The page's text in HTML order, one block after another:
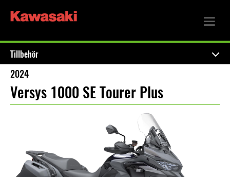
Tillbehör
2024
Versys 1000 SE Tourer Plus